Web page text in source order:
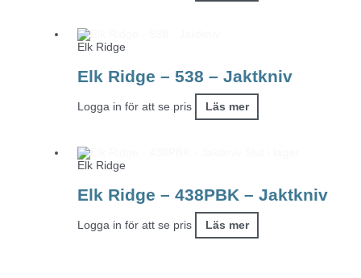
Elk Ridge
Elk Ridge – 538 – Jaktkniv
Logga in för att se pris Läs mer
Elk Ridge
Elk Ridge – 438PBK – Jaktkniv
Logga in för att se pris Läs mer